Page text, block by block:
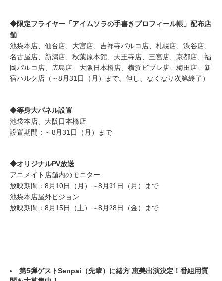
◆限定フライヤー「アイムソラの手書きプロフィール帳」配布店
舗
池袋本店、仙台店、大宮店、吉祥寺パルコ店、札幌店、渋谷店、
名古屋店、新潟店、秋葉原本館、天王寺店、三宮店、京都店、福
岡パルコ店、広島店、大阪日本橋店、横浜ビブレ店、梅田店、新
宿ハルク店（～8月31日（月）まで。但し、なくなり次第終了）
◆等身大パネル設置
池袋本店、大阪日本橋店
設置期間：～8月31日（月）まで
◆オリジナルPV放送
アニメイト店舗内のモニター
放映期間：8月10日（月）～8月31日（月）まで
池袋本店屋外ビジョン
放映期間：8月15日（土）～8月28日（金）まで
第5弾ゲストSenpai（先輩）に緒方 恵美出演決定！番組用質